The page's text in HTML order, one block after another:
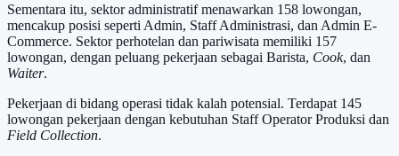
Sementara itu, sektor administratif menawarkan 158 lowongan,
mencakup posisi seperti Admin, Staff Administrasi, dan Admin E-
Commerce. Sektor perhotelan dan pariwisata memiliki 157
lowongan, dengan peluang pekerjaan sebagai Barista, Cook, dan
Waiter.
Pekerjaan di bidang operasi tidak kalah potensial. Terdapat 145
lowongan pekerjaan dengan kebutuhan Staff Operator Produksi dan
Field Collection.